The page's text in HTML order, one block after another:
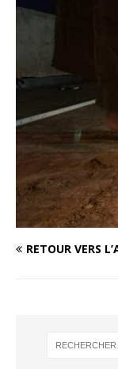
RETOUR VERS